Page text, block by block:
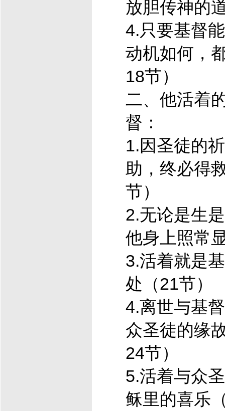
放胆传神的
4.只要基督
动机如何，
18节）
二、他活着
督 ：
1.因圣徒的
助，终必得
节）
2.无论是生
他身上照常
3.活着就是
处（21节）
4.离世与基督
众圣徒的缘
24节）
5.活着与众
稣里的喜乐